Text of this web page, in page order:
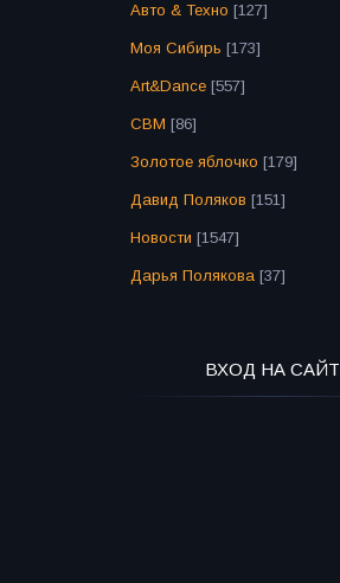
Авто & Техно [127]
Моя Сибирь [173]
Art&Dance [557]
СВМ [86]
Золотое яблочко [179]
Давид Поляков [151]
Новости [1547]
Дарья Полякова [37]
ВХОД НА САЙТ